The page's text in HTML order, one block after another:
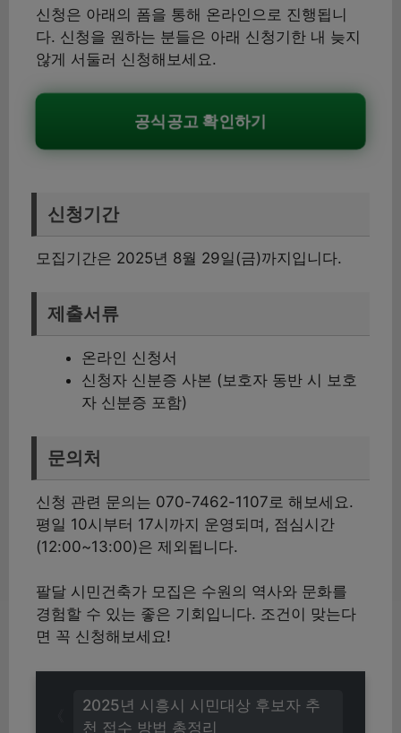
신청은 아래의 폼을 통해 온라인으로 진행됩니
다. 신청을 원하는 분들은 아래 신청기한 내 늦지
않게 서둘러 신청해보세요.
공식공고 확인하기
신청기간
모집기간은 2025년 8월 29일(금)까지입니다.
제출서류
온라인 신청서
신청자 신분증 사본 (보호자 동반 시 보호
자 신분증 포함)
문의처
신청 관련 문의는 070-7462-1107로 해보세요.
평일 10시부터 17시까지 운영되며, 점심시간
(12:00~13:00)은 제외됩니다.
팔달 시민건축가 모집은 수원의 역사와 문화를
경험할 수 있는 좋은 기회입니다. 조건이 맞는다
면 꼭 신청해보세요!
2025년 시흥시 시민대상 후보자 추
천 접수 방법 총정리